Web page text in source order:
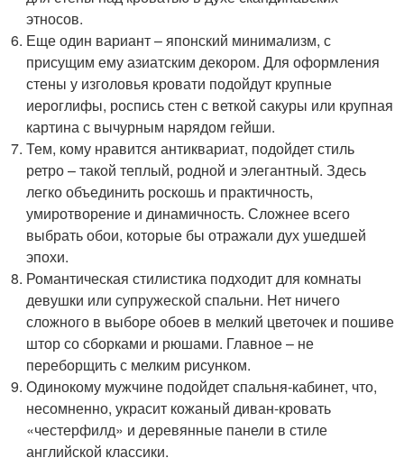
этносов.
Еще один вариант – японский минимализм, с
присущим ему азиатским декором. Для оформления
стены у изголовья кровати подойдут крупные
иероглифы, роспись стен с веткой сакуры или крупная
картина с вычурным нарядом гейши.
Тем, кому нравится антиквариат, подойдет стиль
ретро – такой теплый, родной и элегантный. Здесь
легко объединить роскошь и практичность,
умиротворение и динамичность. Сложнее всего
выбрать обои, которые бы отражали дух ушедшей
эпохи.
Романтическая стилистика подходит для комнаты
девушки или супружеской спальни. Нет ничего
сложного в выборе обоев в мелкий цветочек и пошиве
штор со сборками и рюшами. Главное – не
переборщить с мелким рисунком.
Одинокому мужчине подойдет спальня-кабинет, что,
несомненно, украсит кожаный диван-кровать
«честерфилд» и деревянные панели в стиле
английской классики.